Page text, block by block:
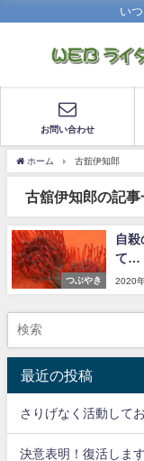
い
お問い合わせ
ホーム 古舘伊知郎
古舘伊知郎の記事
つぶやき
自
て…
2020
最近の投稿
さりげなく活動して
決意表明！復活しま